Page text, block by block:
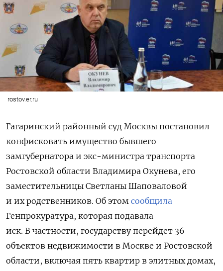
rostov.er.ru
Гагаринский районный суд Москвы постановил
конфисковать имущество бывшего
замгубернатора и экс-министра транспорта
Ростовской области Владимира Окунева, его
заместительницы Светланы Шаповаловой
и их родственников. Об этом сообщила
Генпрокуратура, которая подавала
иск. В частности, государству перейдет 36
объектов недвижимости в Москве и Ростовской
области, включая пять квартир в элитных домах,